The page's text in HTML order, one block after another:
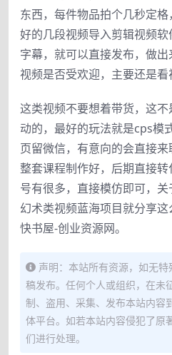
东西，每件物品拍个几秒定
好的几段视频导入剪辑视频
字幕，就可以直接发布，做出
视频是否受欢迎，主要还是看
这类视频不要想着带货，这
动的，最好的玩法就是cps模
页留微信，有意向的会直接
整套课程制作好，后期直接
号有很多，直接模仿即可，
幻术类视频蓝海项目就分享
快书屋-创业资源网。
声明：本站所有资源，如无
稿发布。任何个人或组织，在未
制、盗用、采集、发布本站内容
体平台。如若本站内容侵犯了原
们进行处理。